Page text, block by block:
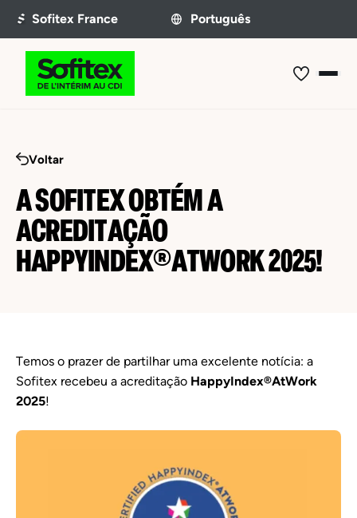
Voltar
A SOFITEX OBTÉM A
ACREDITAÇÃO
HAPPYINDEX®ATWORK 2025!
Temos o prazer de partilhar uma excelente notícia: a
Sofitex recebeu a acreditação HappyIndex®AtWork
2025!